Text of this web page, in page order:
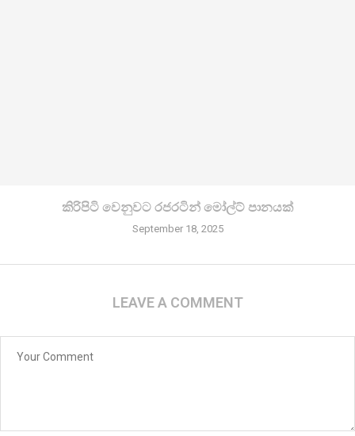
කිරි­පිටි වෙනු­වට රජ­ර­ටින් මෝල්ට් පානයක්
September 18, 2025
LEAVE A COMMENT